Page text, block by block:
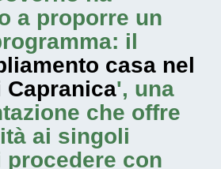
a proporre un
il
casa nel
Capranica', una
che offre
ai singoli
con